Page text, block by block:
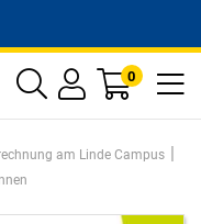
0
am Linde Campus |